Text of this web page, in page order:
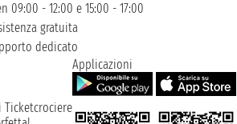
09:00 - 12:00 e 15:00 - 17:00
gratuita
dedicato
Ticketcrociere
Applicazioni